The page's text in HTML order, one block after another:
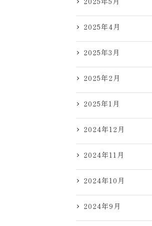
2025年4月
2025年3月
2025年2月
2025年1月
2024年12月
2024年11月
2024年10月
2024年9月